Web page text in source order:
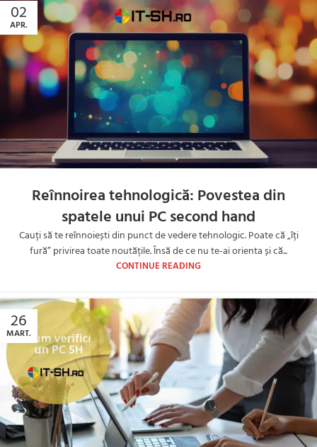
02
APR.
Reînnoirea tehnologică: Povestea din
spatele unui PC second hand
Cauți să te reînnoiești din punct de vedere tehnologic. Poate că „îți
fură” privirea toate noutățile. Însă de ce nu te-ai orienta și că...
CONTINUE READING
26
MART.